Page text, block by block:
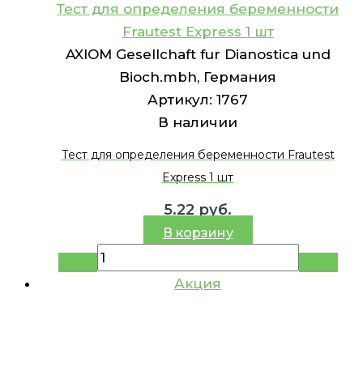
Тест для определения беременности
Frautest Express 1 шт
AXIOM Gesellchaft fur Dianostica und
Bioch.mbh, Германия
Артикул: 1767
В наличии
Тест для определения беременности Frautest
Express 1 шт
5.22 руб.
В корзину
Акция